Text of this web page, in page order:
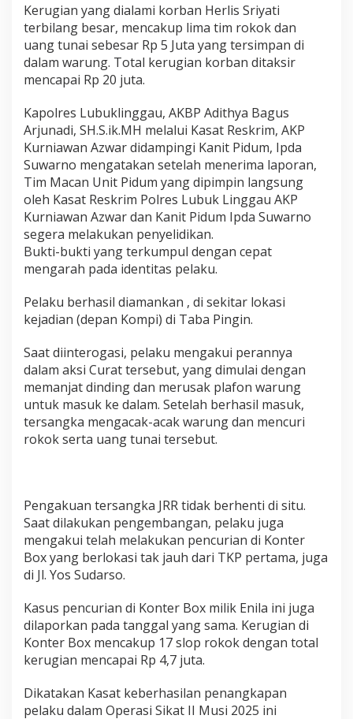
Kerugian yang dialami korban Herlis Sriyati
terbilang besar, mencakup lima tim rokok dan
uang tunai sebesar Rp 5 Juta yang tersimpan di
dalam warung. Total kerugian korban ditaksir
mencapai Rp 20 juta.
Kapolres Lubuklinggau, AKBP Adithya Bagus
Arjunadi, SH.S.ik.MH melalui Kasat Reskrim, AKP
Kurniawan Azwar didampingi Kanit Pidum, Ipda
Suwarno mengatakan setelah menerima laporan,
Tim Macan Unit Pidum yang dipimpin langsung
oleh Kasat Reskrim Polres Lubuk Linggau AKP
Kurniawan Azwar dan Kanit Pidum Ipda Suwarno
segera melakukan penyelidikan.
Bukti-bukti yang terkumpul dengan cepat
mengarah pada identitas pelaku.
Pelaku berhasil diamankan , di sekitar lokasi
kejadian (depan Kompi) di Taba Pingin.
Saat diinterogasi, pelaku mengakui perannya
dalam aksi Curat tersebut, yang dimulai dengan
memanjat dinding dan merusak plafon warung
untuk masuk ke dalam. Setelah berhasil masuk,
tersangka mengacak-acak warung dan mencuri
rokok serta uang tunai tersebut.
Pengakuan tersangka JRR tidak berhenti di situ.
Saat dilakukan pengembangan, pelaku juga
mengakui telah melakukan pencurian di Konter
Box yang berlokasi tak jauh dari TKP pertama, juga
di Jl. Yos Sudarso.
Kasus pencurian di Konter Box milik Enila ini juga
dilaporkan pada tanggal yang sama. Kerugian di
Konter Box mencakup 17 slop rokok dengan total
kerugian mencapai Rp 4,7 juta.
Dikatakan Kasat keberhasilan penangkapan
pelaku dalam Operasi Sikat II Musi 2025 ini